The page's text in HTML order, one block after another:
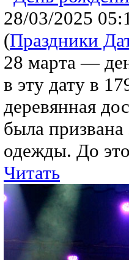
28/03/2025
(Праздники
28 марта —
в эту дату в
деревянная
была призвана
одежды. До
Читать